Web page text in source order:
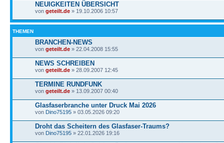
NEUIGKEITEN ÜBERSICHT
von geteilt.de » 19.10.2006 10:57
THEMEN
BRANCHEN-NEWS
von geteilt.de » 22.04.2008 15:55
NEWS SCHREIBEN
von geteilt.de » 28.09.2007 12:45
TERMINE RUNDFUNK
von geteilt.de » 13.09.2007 00:40
Glasfaserbranche unter Druck Mai 2026
von Dino75195 » 03.05.2026 09:20
Droht das Scheitern des Glasfaser-Traums?
von Dino75195 » 22.01.2026 19:16